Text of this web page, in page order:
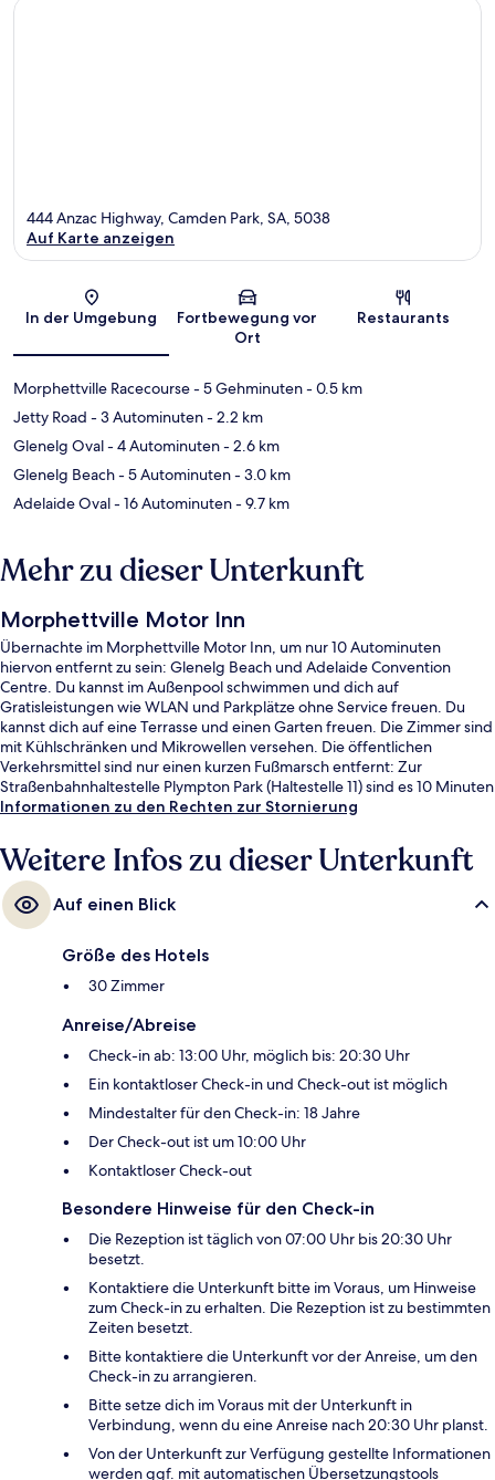
Karte
444 Anzac Highway, Camden Park, SA, 5038
Auf Karte anzeigen
In der Umgebung
Fortbewegung vor
Ort
Restaurants
Morphettville Racecourse- 5 Gehminuten- 0.5 km
Jetty Road - 3 Autominuten- 2.2 km
Glenelg Oval- 4 Autominuten- 2.6 km
Glenelg Beach- 5 Autominuten- 3.0 km
Adelaide Oval- 16 Autominuten- 9.7 km
Mehr zu dieser Unterkunft
Morphettville Motor Inn
Übernachte im Morphettville Motor Inn, um nur 10 Autominuten
hiervon entfernt zu sein: Glenelg Beach und Adelaide Convention
Centre. Du kannst im Außenpool schwimmen und dich auf
Gratisleistungen wie WLAN und Parkplätze ohne Service freuen. Du
kannst dich auf eine Terrasse und einen Garten freuen. Die Zimmer sind
mit Kühlschränken und Mikrowellen versehen. Die öffentlichen
Verkehrsmittel sind nur einen kurzen Fußmarsch entfernt: Zur
Straßenbahnhaltestelle Plympton Park (Haltestelle 11) sind es 10 Minuten
und zur Straßenbahnhaltestelle Glengowrie (Haltestelle 13) 14 Minuten.
Informationen zu den Rechten zur Stornierung
Weitere Infos zu dieser Unterkunft
Auf einen Blick
Größe des Hotels
30 Zimmer
Anreise/Abreise
Check-in ab: 13:00 Uhr, möglich bis: 20:30 Uhr
Ein kontaktloser Check-in und Check-out ist möglich
Mindestalter für den Check-in: 18 Jahre
Der Check-out ist um 10:00 Uhr
Kontaktloser Check-out
Besondere Hinweise für den Check-in
Die Rezeption ist täglich von 07:00 Uhr bis 20:30 Uhr
besetzt.
Kontaktiere die Unterkunft bitte im Voraus, um Hinweise
zum Check-in zu erhalten. Die Rezeption ist zu bestimmten
Zeiten besetzt.
Bitte kontaktiere die Unterkunft vor der Anreise, um den
Check-in zu arrangieren.
Bitte setze dich im Voraus mit der Unterkunft in
Verbindung, wenn du eine Anreise nach 20:30 Uhr planst.
Von der Unterkunft zur Verfügung gestellte Informationen
werden ggf. mit automatischen Übersetzungstools